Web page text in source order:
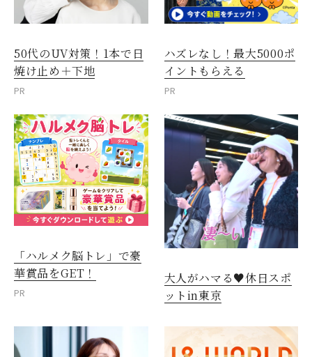
50代のUV対策！1本で日
焼け止め＋下地
PR
ハズレなし！最大5000ポ
イントもらえる
PR
「ハルメク脳トレ」で豪
華賞品をGET！
PR
大人がハマる♥休日スポ
ットin東京